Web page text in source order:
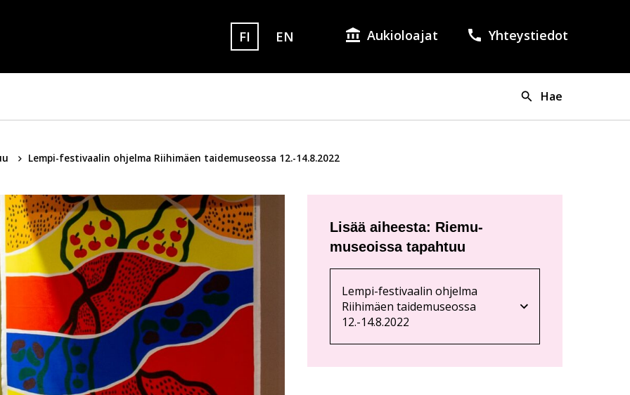
FI
Sivuston kieleksi on valittuna suomi.
EN
Set english as the language of the page.
Aukioloajat Yhteystiedot
Hae
Lempi-festivaalin ohjelma Riihimäen taidemuseossa 12.-14.8.2022
Lisää aiheesta: Riemu-
museoissa tapahtuu
Nykyinen sivu
Lempi-festivaalin ohjelma
Riihimäen taidemuseossa
12.-14.8.2022
Klikkaa käyttääksesi valikkoa